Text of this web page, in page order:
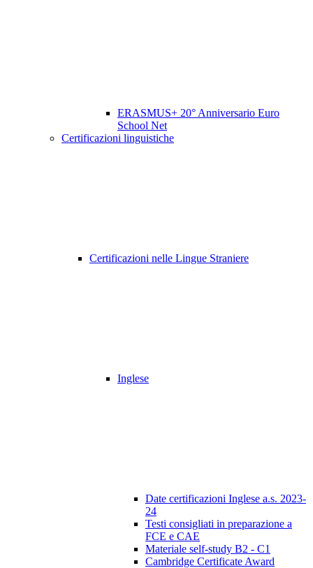
ERASMUS+ 20° Anniversario Euro
School Net
Certificazioni linguistiche
Certificazioni nelle Lingue Straniere
Inglese
Date certificazioni Inglese a.s. 2023-
24
Testi consigliati in preparazione a
FCE e CAE
Materiale self-study B2 - C1
Cambridge Certificate Award